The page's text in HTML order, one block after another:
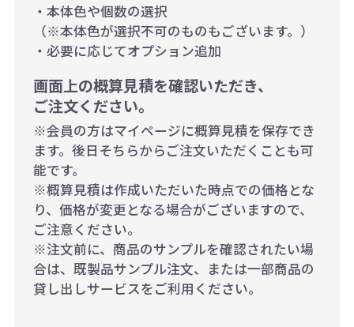
・本体色や個数の選択
（※本体色が選択不可のものもございます。）
・必要に応じてオプション追加
画面上の概算見積を確認いただき、
ご注文ください。
※会員の方はマイページに概算見積を保存でき
ます。後日そちらからご注文いただくことも可
能です。
※概算見積は作成いただいた時点での価格とな
り、価格が変更となる場合がございますので、
ご注意ください。
※注文前に、商品のサンプルを確認されたい場
合は、既製品サンプル注文、または一部商品の
貸し出しサービスをご利用ください。